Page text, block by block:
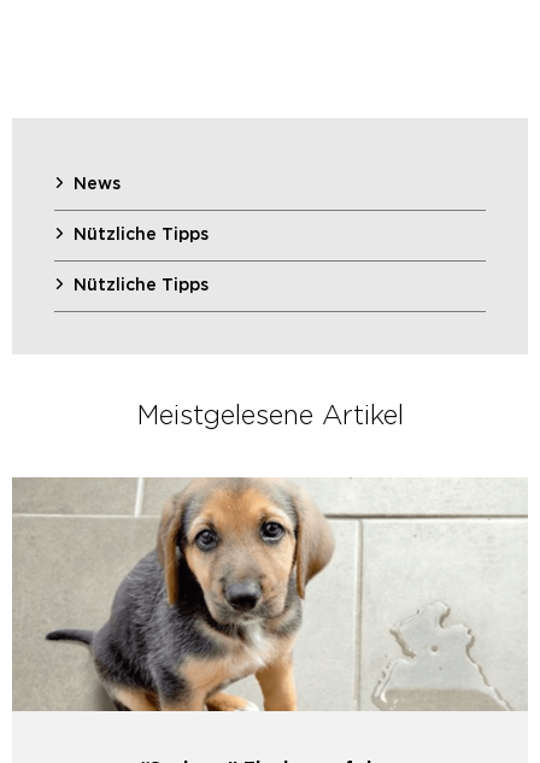
News
Nützliche Tipps
Nützliche Tipps
Meistgelesene Artikel